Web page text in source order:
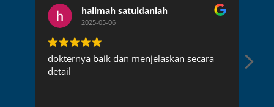
halimah satuldaniah
2025-05-06
dokternya baik dan menjelaskan secara
detail